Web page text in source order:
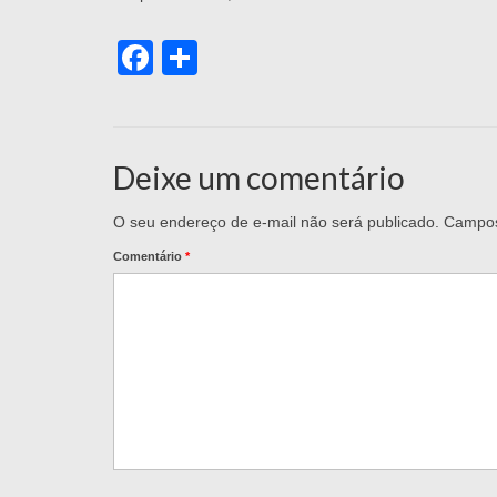
Facebook
Deixe um comentário
O seu endereço de e-mail não será publicado.
Comentário *